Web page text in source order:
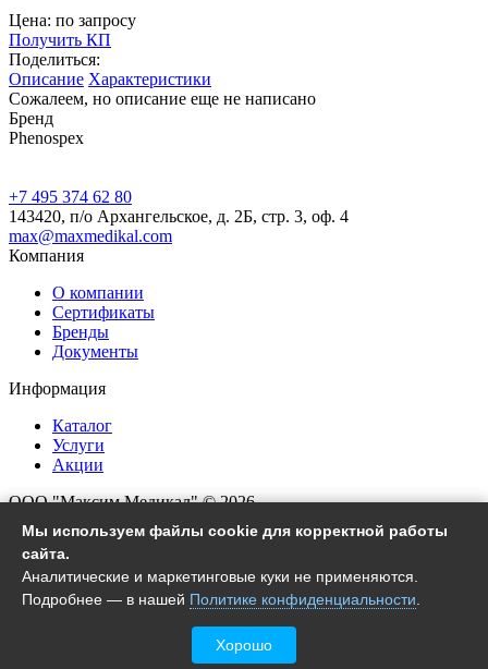
Цена: по запросу
Получить КП
Поделиться:
Описание Характеристики
Сожалеем, но описание еще не написано
Бренд
Phenospex
+7 495 374 62 80
143420, п/о Архангельское, д. 2Б, стр. 3, оф. 4
max@maxmedikal.com
Компания
О компании
Сертификаты
Бренды
Документы
Информация
Каталог
Услуги
Акции
ООО "Максим Медикал" © 2026
Все права защищены
Согласие на обработку ПД
Политика конфиденциальности
Мы используем файлы cookie для корректной работы
сайта.
Аналитические и маркетинговые куки не применяются.
Подробнее — в нашей Политике конфиденциальности
Хорошо
Настройки файлов cookie